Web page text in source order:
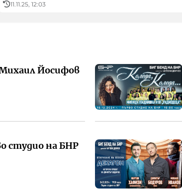
11.11.25, 12:03
Йосифов
студио на БНР